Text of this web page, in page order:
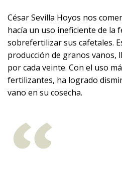
César Sevilla Hoyos nos
hacía un uso ineficiente de la
sobrefertilizar sus cafetales.
producción de granos vanos,
por cada veinte. Con el uso
fertilizantes, ha logrado
vano en su cosecha.